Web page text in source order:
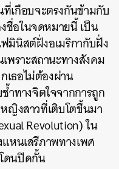
เกือบจะตรงกันข้ามกับ
ชื่อในจดหมายนี้ เป็น
มินิสต์ฝั่งอเมริกากับฝั่ง
เพราะสถานะทางสังคม
เธอไม่ต้องผ่าน
ทางจิตใจจากการถูก
ญิงสาวที่เติบโตขึ้นมา
Revolution) ใน
หนเสรีภาพทางเพศ
ดนปิดกั้น